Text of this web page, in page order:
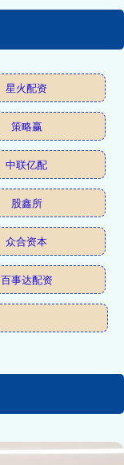
星火配资
策略赢
中联亿配
股鑫所
众合资本
百事达配资